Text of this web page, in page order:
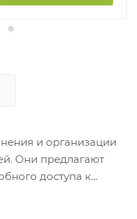
и организации
Они предлагают
доступа к